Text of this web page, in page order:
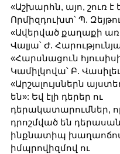
«Աշխարհն, այո, շուռ է
Որմիզդուխտ՝ Պ.
«Ավերված քաղաքի
Վալյա՝ Ժ.
«Հարսնացուն
Կամիլկովա՝ Բ.
«Արշալույսներն
են»: Եվ էլի դերեր ու
դերակատարումներ,
դրոշմված են
ինքնատիպ
իմպրովիզմով ու